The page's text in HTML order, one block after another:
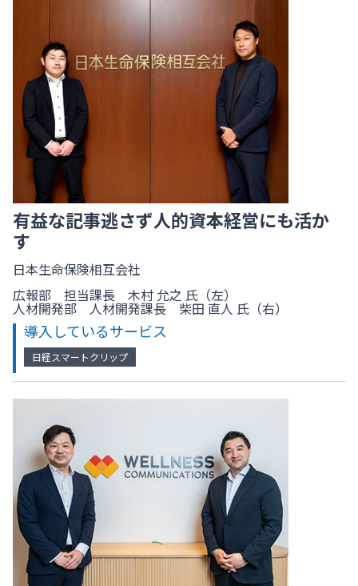
有益な記事逃さず人的資本経営にも活か
す
日本生命保険相互会社
広報部 担当課長 木村 允之 氏（左）
人材開発部 人材開発課長 柴田 直人 氏（右）
導入しているサービス
日経スマートクリップ